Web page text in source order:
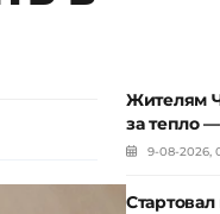
Жителям
за тепло
9-08-2026,